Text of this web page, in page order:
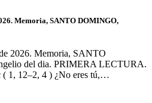
Memoria, SANTO DOMINGO,
2026. Memoria, SANTO
del dia. PRIMERA LECTURA.
( 1, 12–2, 4 ) ¿No eres tú,…